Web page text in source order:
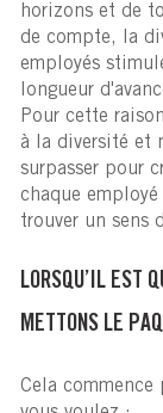
horizons et de
de compte, la
employés
longueur
Pour cette
à la diversité et
surpasser pour
chaque
trouver un sens
LORSQU’IL EST
METTONS LE
Cela